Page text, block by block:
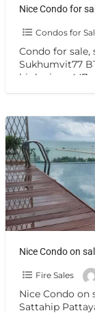
Condos for
Condo for sale,
Sukhumvit77
high view, 447-
Fire Sales
Nice Condo on
Sattahip